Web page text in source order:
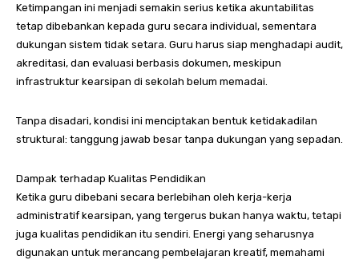
Ketimpangan ini menjadi semakin serius ketika akuntabilitas
tetap dibebankan kepada guru secara individual, sementara
dukungan sistem tidak setara. Guru harus siap menghadapi audit,
akreditasi, dan evaluasi berbasis dokumen, meskipun
infrastruktur kearsipan di sekolah belum memadai.
Tanpa disadari, kondisi ini menciptakan bentuk ketidakadilan
struktural: tanggung jawab besar tanpa dukungan yang sepadan.
Dampak terhadap Kualitas Pendidikan
Ketika guru dibebani secara berlebihan oleh kerja-kerja
administratif kearsipan, yang tergerus bukan hanya waktu, tetapi
juga kualitas pendidikan itu sendiri. Energi yang seharusnya
digunakan untuk merancang pembelajaran kreatif, memahami